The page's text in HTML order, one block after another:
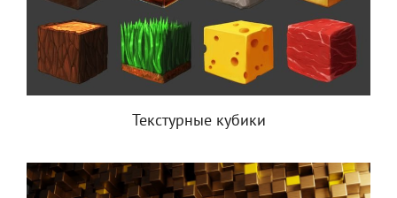
Текстурные кубики